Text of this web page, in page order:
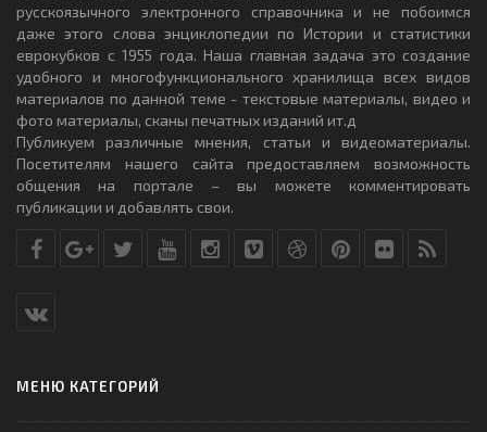
русскоязычного электронного справочника и не побоимся
даже этого слова энциклопедии по Истории и статистики
еврокубков с 1955 года. Наша главная задача это создание
удобного и многофункционального хранилища всех видов
материалов по данной теме - текстовые материалы, видео и
фото материалы, сканы печатных изданий ит.д
Публикуем различные мнения, статьи и видеоматериалы.
Посетителям нашего сайта предоставляем возможность
общения на портале – вы можете комментировать
публикации и добавлять свои.
МЕНЮ КАТЕГОРИЙ